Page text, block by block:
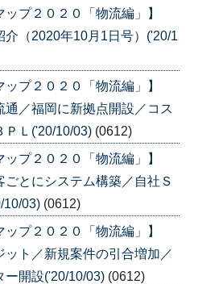
ップ２０２０「物流編」】
介（2020年10月1日号）('20/1
ップ２０２０「物流編」】
通／福岡に新拠点開設／コス
ＰＬ('20/10/03) (0612)
ップ２０２０「物流編」】
ごとにシステム構築／自社Ｓ
10/03) (0612)
ップ２０２０「物流編」】
ット／新規案件の引合増加／
ー開設('20/10/03) (0612)